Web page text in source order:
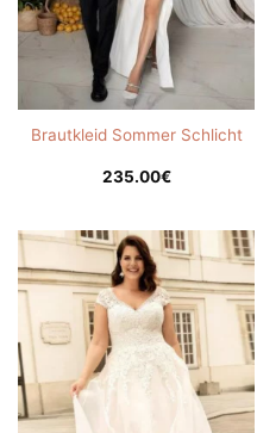
Brautkleid Sommer Schlicht
235.00€